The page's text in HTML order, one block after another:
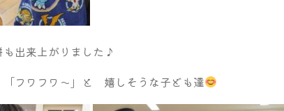
出来上がりました♪
「フワフワ～」と 嬉しそうな子ども達